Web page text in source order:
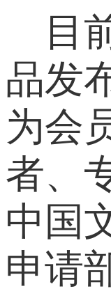
目
品发
为会
者、
中国
申请